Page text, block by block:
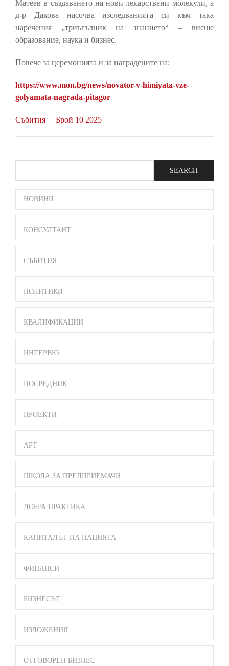
Матеев в създаването на нови лекарствени молекули, а
д-р Дакова насочва изследванията си към така
наречения „триъгълник на знанието“ – висше
образование, наука и бизнес.
Повече за церемонията и за наградените на:
https://www.mon.bg/news/novator-v-himiyata-vze-
golyamata-nagrada-pitagor
Събития Брой 10 2025
SIDE
BAR
MENU
НОВИНИ
КОНСУЛТАНТ
СЪБИТИЯ
ПОЛИТИКИ
КВАЛИФИКАЦИИ
ИНТЕРВЮ
ПОСРЕДНИК
ПРОЕКТИ
АРТ
ШКОЛА ЗА ПРЕДПРИЕМАЧИ
ДОБРА ПРАКТИКА
КАПИТАЛЪТ НА НАЦИЯТА
ФИНАНСИ
БИЗНЕСЪТ
ИЗЛОЖЕНИЯ
ОТГОВОРЕН БИЗНЕС